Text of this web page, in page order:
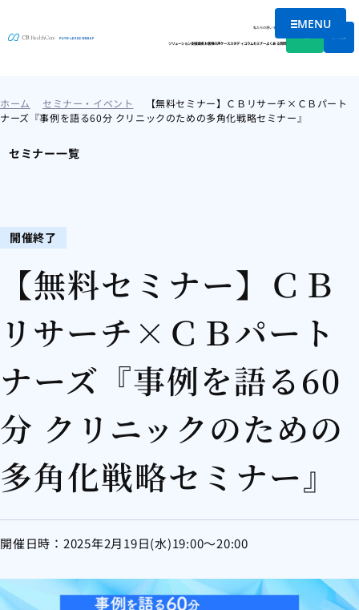
メニュー
MENU
私たちの想い会社情報
ソリューション支援実績お客様の声ケーススタディコラムセミナーよくある質問
ホーム セミナー・イベント
【無料セミナー】ＣＢリサーチ×ＣＢパート
ナーズ『事例を語る60分 クリニックのための多角化戦略セミナー』
セミナー一覧
開催終了
【無料セミナー】ＣＢ
リサーチ×ＣＢパート
ナーズ『事例を語る60
分 クリニックのための
多角化戦略セミナー』
開催日時：2025年2月19日(水)19:00～20:00